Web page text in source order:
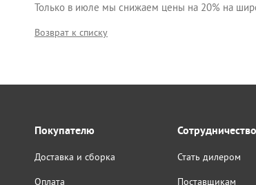
Только в июле мы снижаем цены на 20% на
Возврат к списку
Покупателю
Доставка и сборка
Оплата
Сотрудничество
Стать дилером
Поставщикам